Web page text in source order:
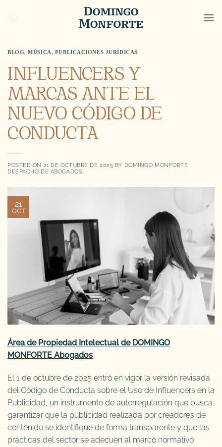
BLOG,MÚSICA, PUBLICACIONES JURÍDICAS
INFLUENCERS Y
MARCAS ANTE EL
NUEVO CÓDIGO DE
CONDUCTA
POSTED ON 21 DE OCTUBRE DE 2025 BY DOMINGO MONFORTE
DESPACHO DE ABOGADOS
21
OCT
Área de Propiedad Intelectual de DOMINGO
MONFORTE Abogados
El 1 de octubre de 2025 entró en vigor la versión revisada
del Código de Conducta sobre el Uso de Influencers en la
Publicidad, un instrumento de autorregulación que busca
garantizar que la publicidad realizada por creadores de
contenido se identifique de forma transparente y que las
prácticas del sector se adecuen al marco normativo